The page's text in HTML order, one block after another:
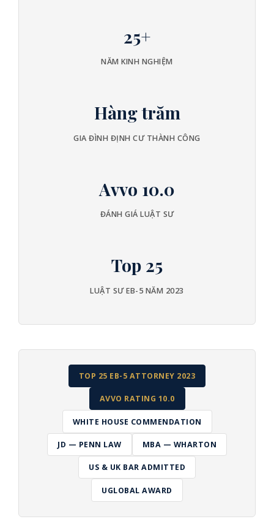
25+
NĂM KINH NGHIỆM
Hàng trăm
GIA ĐÌNH ĐỊNH CƯ THÀNH CÔNG
Avvo 10.0
ĐÁNH GIÁ LUẬT SƯ
Top 25
LUẬT SƯ EB-5 NĂM 2023
TOP 25 EB-5 ATTORNEY 2023
AVVO RATING 10.0
WHITE HOUSE COMMENDATION
JD — PENN LAW MBA — WHARTON
US & UK BAR ADMITTED
UGLOBAL AWARD